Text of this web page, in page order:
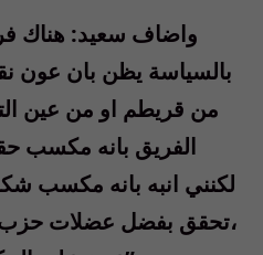
واضاف سعيد: هناك
بالسياسة يظن بان عون
من قريطم او من عين
الفريق بانه مكسب
لكنني انبه بانه مكسب
،تحقق بفضل عضلات حزب